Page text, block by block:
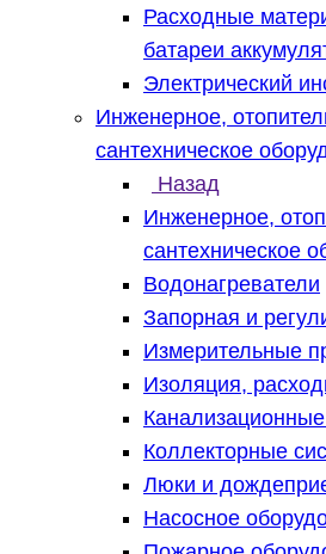
Расходные
батареи
Электрический
Инженерное,
сантехническое
Назад
Инженерное,
сантехническое
Водонагреватели
Запорная и
Измерительные
Изоляция,
Коллекторные
Люки и
Насосное